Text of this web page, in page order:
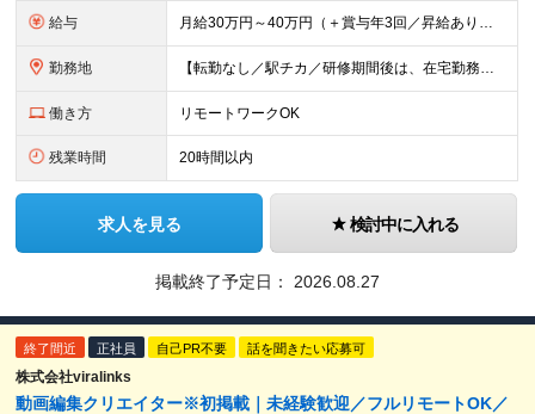
給与 月給30万円～40万円（＋賞与年3回／昇給あり） 【固定残業代について】 なし（残業代は、実際の労働時間に応じて別途全額支給）
勤務地 【転勤なし／駅チカ／研修期間後は、在宅勤務可能】 本社：東京都渋谷区代々木1-30-15 天翔代々木ビル5階 ★過去入社した先輩方の前職をご紹介（経験職種不問です）★ 一般職、秘書、総務、経理
働き方 リモートワークOK
残業時間 20時間以内
求人を見る 検討中に入れる
掲載終了予定日： 2026.08.27
終了間近 正社員 自己PR不要 話を聞きたい応募可
株式会社viralinks
動画編集クリエイター※初掲載｜未経験歓迎／フルリモートOK／